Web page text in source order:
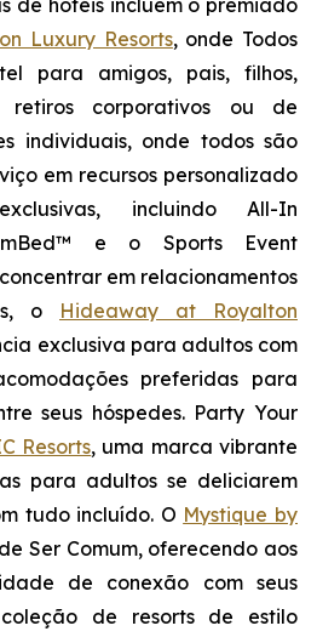
de hotéis incluem o premiado
Luxury Resorts, onde Todos
para amigos, pais, filhos,
retiros corporativos ou de
individuais, onde todos são
em recursos personalizado
incluindo All-In
e o Sports Event
em relacionamentos
o Hideaway at Royalton
exclusiva para adultos com
preferidas para
seus hóspedes.Party Your
Resorts, uma marca vibrante
para adultos se deliciarem
tudo incluído. O Mystique by
Ser Comum, oferecendo aos
de conexão com seus
de resorts de estilo